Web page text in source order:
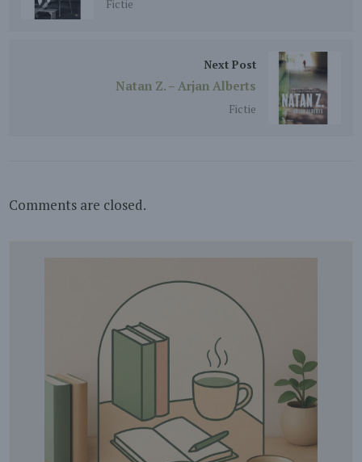
Fictie
Next Post
Natan Z. – Arjan Alberts
Fictie
Comments are closed.